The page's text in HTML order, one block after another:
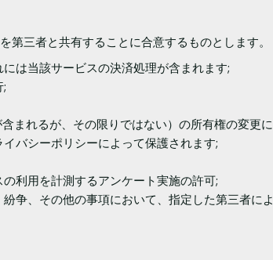
三者と共有することに合意するものとします。
は当該サービスの決済処理が含まれます;
れるが、その限りではない）の所有権の変更
バシーポリシーによって保護されます;
利用を計測するアンケート実施の許可;
争、その他の事項において、指定した第三者によ